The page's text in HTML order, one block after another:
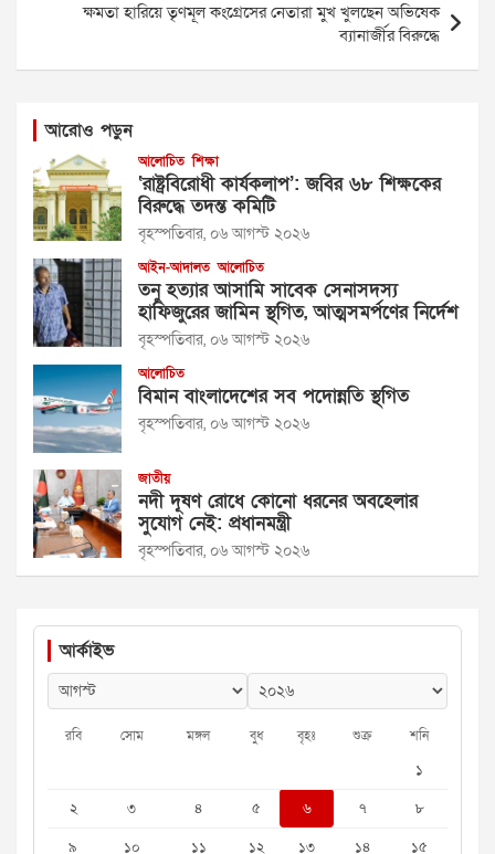
ক্ষমতা হারিয়ে তৃণমূল কংগ্রেসের নেতারা মুখ খুলছেন অভিষেক
ব্যানার্জীর বিরুদ্ধে
আরোও পড়ুন
আলোচিত শিক্ষা
‘রাষ্ট্রবিরোধী কার্যকলাপ’: জবির ৬৮ শিক্ষকের
বিরুদ্ধে তদন্ত কমিটি
বৃহস্পতিবার, ০৬ আগস্ট ২০২৬
আইন-আদালত আলোচিত
তনু হত্যার আসামি সাবেক সেনাসদস্য
হাফিজুরের জামিন স্থগিত, আত্মসমর্পণের নির্দেশ
বৃহস্পতিবার, ০৬ আগস্ট ২০২৬
আলোচিত
বিমান বাংলাদেশের সব পদোন্নতি স্থগিত
বৃহস্পতিবার, ০৬ আগস্ট ২০২৬
জাতীয়
নদী দূষণ রোধে কোনো ধরনের অবহেলার
সুযোগ নেই: প্রধানমন্ত্রী
বৃহস্পতিবার, ০৬ আগস্ট ২০২৬
আর্কাইভ
রবি সোম মঙ্গল বুধ বৃহঃ শুক্র শনি
১
২
৩ ৪ ৫ ৬ ৭
৮
৯
১০ ১১ ১২ ১৩ ১৪ ১৫